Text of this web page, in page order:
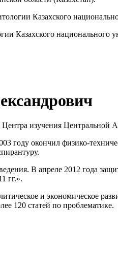
Казахского
Казахского национального
изучения
году окончил физико-
В апреле 2012 года
гг.».
и экономическое
120 статей по проблематике.